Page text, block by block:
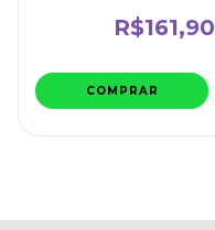
R$161,90